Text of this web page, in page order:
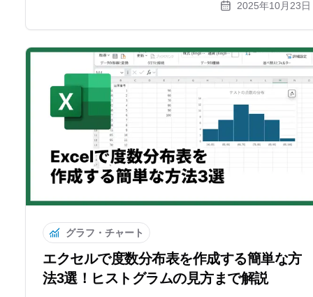
2025年10月23日
グラフ・チャート
エクセルで度数分布表を作成する簡単な方
法3選！ヒストグラムの見方まで解説